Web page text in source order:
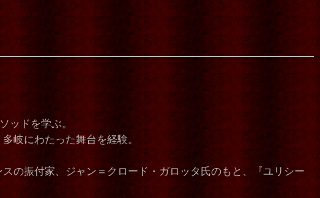
ッドを学ぶ。
岐にわたった舞台を経験。
の振付家、ジャン＝クロード・ガロッタ氏のもと、『ユリシー